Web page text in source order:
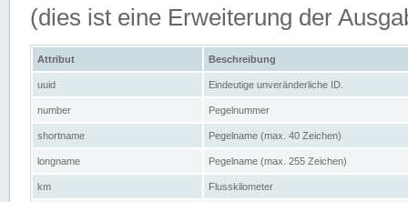
(dies ist eine Erweiterung der
Attribut Beschreibung
uuid Eindeutige unveränderliche ID.
number Pegelnummer
shortname Pegelname (max. 40 Zeichen)
longname Pegelname (max. 255 Zeichen)
km Flusskilometer